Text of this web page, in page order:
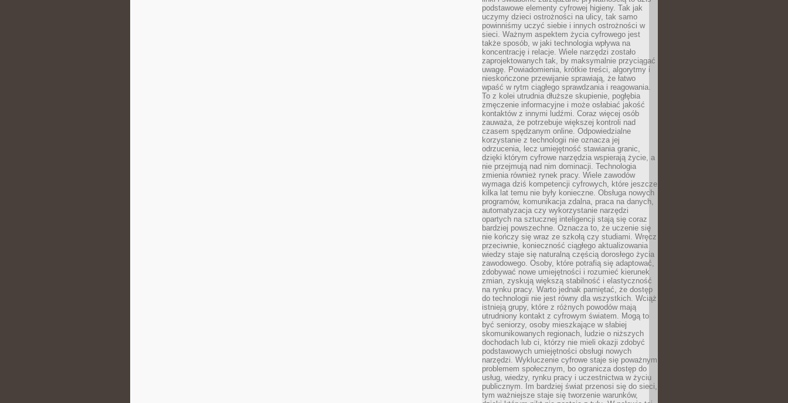
podstawowe elementy cyfrowej higieny. Tak jak
uczymy dzieci ostrożności na ulicy, tak samo
powinniśmy uczyć siebie i innych ostrożności w
sieci. Ważnym aspektem życia cyfrowego jest
także sposób, w jaki technologia wpływa na
koncentrację i relacje. Wiele narzędzi zostało
zaprojektowanych tak, by maksymalnie przyciągać
uwagę. Powiadomienia, krótkie treści, algorytmy i
nieskończone przewijanie sprawiają, że łatwo
wpaść w rytm ciągłego sprawdzania i reagowania.
To z kolei utrudnia dłuższe skupienie, pogłębia
zmęczenie informacyjne i może osłabiać jakość
kontaktów z innymi ludźmi. Coraz więcej osób
zauważa, że potrzebuje większej kontroli nad
czasem spędzanym online. Odpowiedzialne
korzystanie z technologii nie oznacza jej
odrzucenia, lecz umiejętność stawiania granic,
dzięki którym cyfrowe narzędzia wspierają życie, a
nie przejmują nad nim dominacji. Technologia
zmienia również rynek pracy. Wiele zawodów
wymaga dziś kompetencji cyfrowych, które jeszcze
kilka lat temu nie były konieczne. Obsługa nowych
programów, komunikacja zdalna, praca na danych,
automatyzacja czy wykorzystanie narzędzi
opartych na sztucznej inteligencji stają się coraz
bardziej powszechne. Oznacza to, że uczenie się
nie kończy się wraz ze szkołą czy studiami. Wręcz
przeciwnie, konieczność ciągłego aktualizowania
wiedzy staje się naturalną częścią dorosłego życia
zawodowego. Osoby, które potrafią się adaptować,
zdobywać nowe umiejętności i rozumieć kierunek
zmian, zyskują większą stabilność i elastyczność
na rynku pracy. Warto jednak pamiętać, że dostęp
do technologii nie jest równy dla wszystkich. Wciąż
istnieją grupy, które z różnych powodów mają
utrudniony kontakt z cyfrowym światem. Mogą to
być seniorzy, osoby mieszkające w słabiej
skomunikowanych regionach, ludzie o niższych
dochodach lub ci, którzy nie mieli okazji zdobyć
podstawowych umiejętności obsługi nowych
narzędzi. Wykluczenie cyfrowe staje się poważnym
problemem społecznym, bo ogranicza dostęp do
usług, wiedzy, rynku pracy i uczestnictwa w życiu
publicznym. Im bardziej świat przenosi się do sieci,
tym ważniejsze staje się tworzenie warunków,